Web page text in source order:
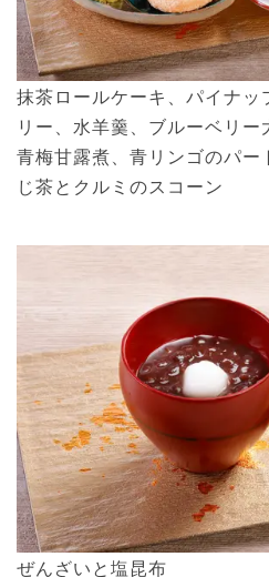
抹茶ロールケーキ、パイナ
リー、水羊羹、ブルーベリー
青梅甘露煮、青リンゴのパー
じ茶とクルミのスコーン
ぜんざいと塩昆布